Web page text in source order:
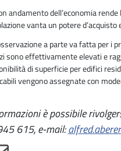
andamento dell’economia
vanta un potere
a parte va fatta per i
sono effettivamente elevati e
di superficie per edifici
vengono assegnate con
è possibile
615, e-mail: